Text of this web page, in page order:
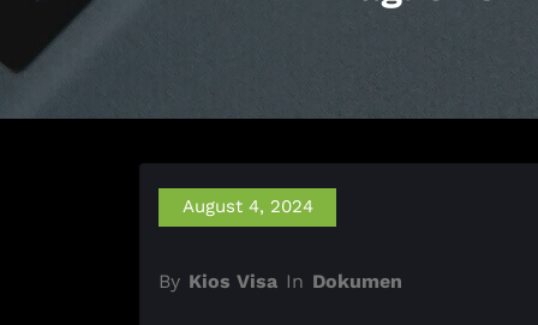
August 4, 2024
By Kios Visa In Dokumen